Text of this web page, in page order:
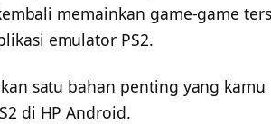
memainkan game-game
emulator PS2.
satu bahan penting yang kamu
di HP Android.